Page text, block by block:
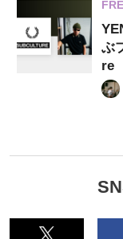
ぶ
re